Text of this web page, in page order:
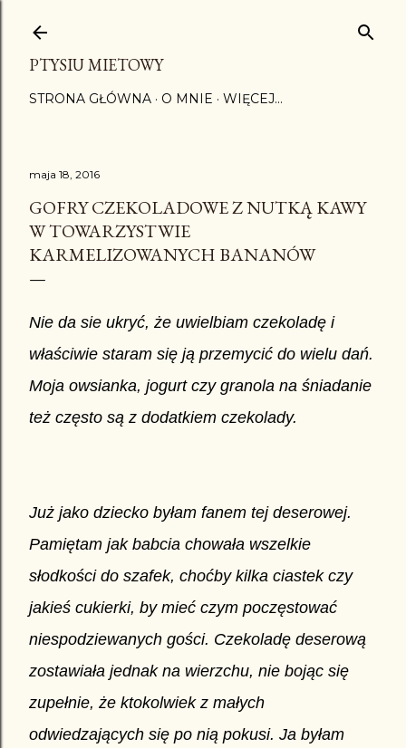
PTYSIU MIETOWY
STRONA GŁÓWNA O MNIE WIĘCEJ…
maja 18, 2016
GOFRY CZEKOLADOWE Z NUTKĄ KAWY
W TOWARZYSTWIE
KARMELIZOWANYCH BANANÓW
Nie da sie ukryć, że uwielbiam czekoladę i
właściwie staram się ją przemycić do wielu dań.
Moja owsianka, jogurt czy granola na śniadanie
też często są z dodatkiem czekolady.
Już jako dziecko byłam fanem tej deserowej.
Pamiętam jak babcia chowała wszelkie
słodkości do szafek, choćby kilka ciastek czy
jakieś cukierki, by mieć czym poczęstować
niespodziewanych gości. Czekoladę deserową
zostawiała jednak na wierzchu, nie bojąc się
zupełnie, że ktokolwiek z małych
odwiedzających się po nią pokusi. Ja byłam